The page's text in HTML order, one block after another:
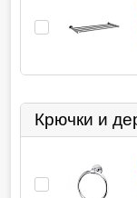
Крючки и